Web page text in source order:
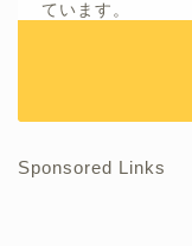
ています。
Sponsored Links